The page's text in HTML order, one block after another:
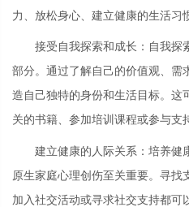
力、放松身心、建立健康的生活习
接受自我探索和成长：自我探
部分。通过了解自己的价值观、需
造自己独特的身份和生活目标。这
关的书籍、参加培训课程或参与支
建立健康的人际关系：培养健
原生家庭心理创伤至关重要。寻找
加入社交活动或寻求社交支持都可